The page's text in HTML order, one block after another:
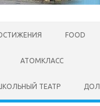
FOOD
АТОМКЛАСС
ТЕАТР ДОЛ